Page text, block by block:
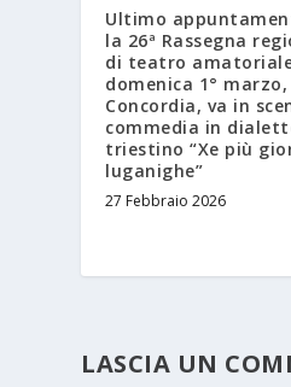
Ultimo
la 26ª Rassegna
di teatro
domenica 1° marzo,
Concordia, va in
commedia in
triestino “Xe più
luganighe”
27 Febbraio 2026
LASCIA UN